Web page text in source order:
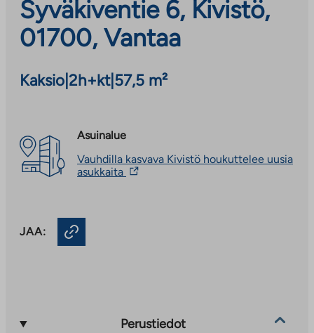
Syväkiventie 6, Kivistö,
01700, Vantaa
Kaksio 2h+kt| 57,5 m²
Asuinalue
Vauhdilla kasvava Kivistö houkuttelee uusia
asukkaita Linkki
JAA:
Perustiedot